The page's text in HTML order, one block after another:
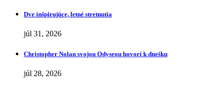
Dve inšpirujúce, letné stretnutia
júl 31, 2026
Christopher Nolan svojou Odyseou hovorí k dnešku
júl 28, 2026